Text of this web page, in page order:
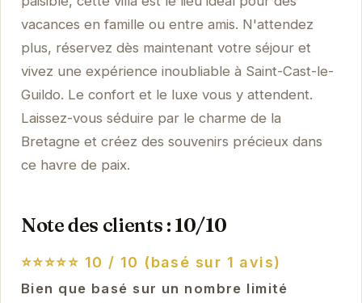
vacances en famille ou entre amis. N'attendez
plus, réservez dès maintenant votre séjour et
vivez une expérience inoubliable à Saint-Cast-le-
Guildo. Le confort et le luxe vous y attendent.
Laissez-vous séduire par le charme de la
Bretagne et créez des souvenirs précieux dans
ce havre de paix.
Note des clients : 10/10
⭐⭐⭐⭐⭐ 10 / 10 (basé sur 1 avis)
Bien que basé sur un nombre limité